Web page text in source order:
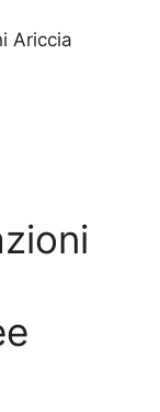
Ariccia